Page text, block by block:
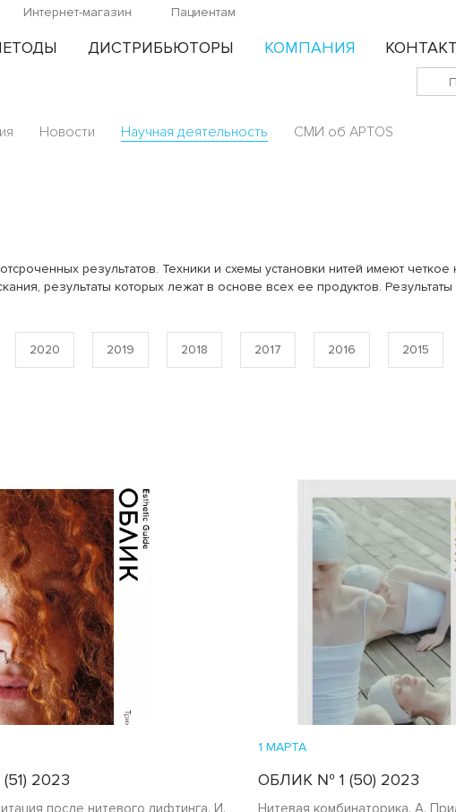
Интернет-магазин Пациентам
ДИСТРИБЬЮТОРЫ КОМПАНИЯ
Новости Научная деятельность СМИ об APTOS
результатов. Техники и схемы установки нитей имеют четкое
результаты которых лежат в основе всех ее продуктов. Результаты
2020 2019 2018 2017 2016 2015
2023
после нитевого лифтинга. И.
1 МАРТА
ОБЛИК № 1 (50) 2023
Нитевая комбинаторика. А.